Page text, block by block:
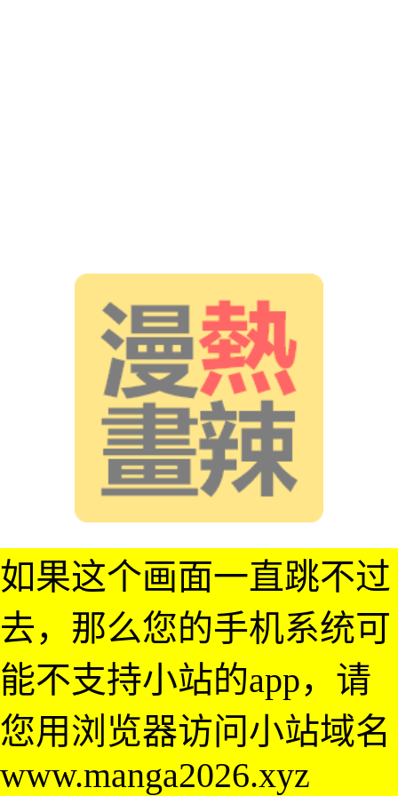
如果这个画面一直跳不过
去，那么您的手机系统可
能不支持小站的app，请
您用浏览器访问小站域名
www.manga2026.xyz